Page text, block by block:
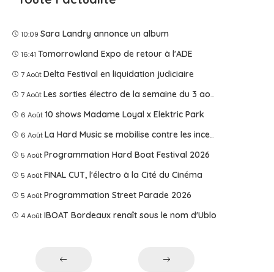
10:09 Sara Landry annonce un album
16:41 Tomorrowland Expo de retour à l'ADE
7 Août Delta Festival en liquidation judiciaire
7 Août Les sorties électro de la semaine du 3 août 2026
6 Août 10 shows Madame Loyal x Elektric Park
6 Août La Hard Music se mobilise contre les incendies
5 Août Programmation Hard Boat Festival 2026
5 Août FINAL CUT, l'électro à la Cité du Cinéma
5 Août Programmation Street Parade 2026
4 Août IBOAT Bordeaux renaît sous le nom d'Ublo